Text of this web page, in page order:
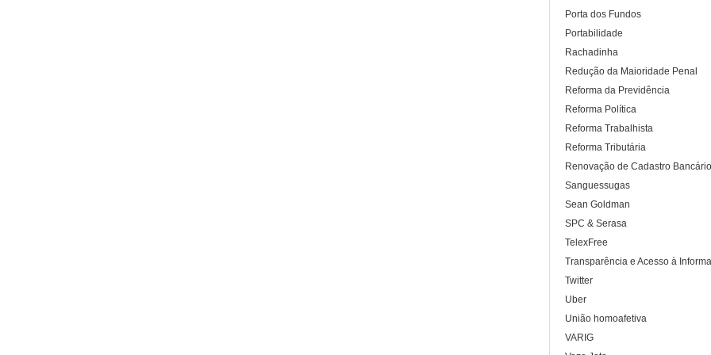
Porta dos Fundos
Portabilidade
Rachadinha
Redução da Maioridade Penal
Reforma da Previdência
Reforma Política
Reforma Trabalhista
Reforma Tributária
Renovação de Cadastro Bancário
Sanguessugas
Sean Goldman
SPC & Serasa
TelexFree
Transparência e Acesso à
Twitter
Uber
União homoafetiva
VARIG